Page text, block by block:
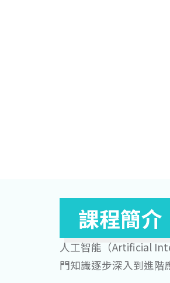
課程簡介
人工智能（Artificial
門知識逐步深入到進階